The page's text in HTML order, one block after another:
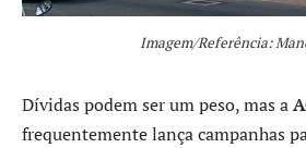
Imagem/Referência:
Dívidas podem ser um peso, mas a
frequentemente lança campanhas